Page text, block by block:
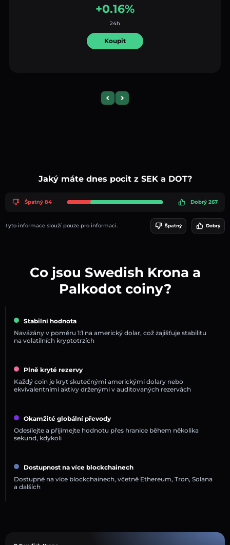
+0.16%
24h
Koupit
Previous slide
Next slide
Jaký máte dnes pocit z SEK a DOT?
Špatný 84 Dobrý 267
Tyto informace slouží pouze pro informaci. Špatný Dobrý
Co jsou Swedish Krona a
Palkodot coiny?
Stabilní hodnota
Navázány v poměru 1:1 na americký dolar, což zajišťuje stabilitu
na volatilních kryptotrzích
Plně kryté rezervy
Každý coin je kryt skutečnými americkými dolary nebo
ekvivalentními aktivy drženými v auditovaných rezervách
Okamžité globální převody
Odesílejte a přijímejte hodnotu přes hranice během několika
sekund, kdykoli
Dostupnost na více blockchainech
Dostupné na více blockchainech, včetně Ethereum, Tron, Solana
a dalších